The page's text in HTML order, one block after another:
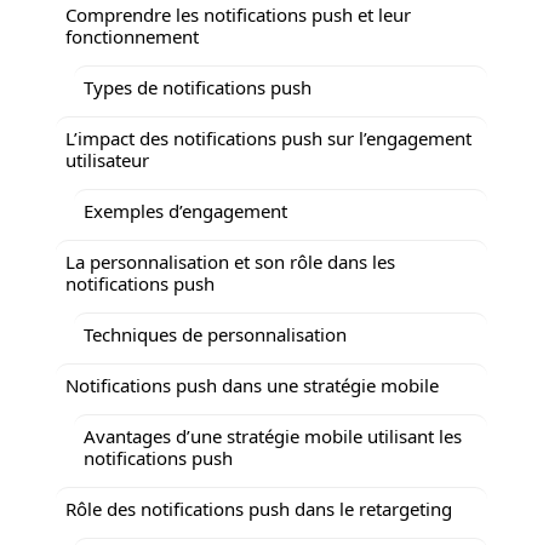
Comprendre les notifications push et leur
fonctionnement
Types de notifications push
L’impact des notifications push sur l’engagement
utilisateur
Exemples d’engagement
La personnalisation et son rôle dans les
notifications push
Techniques de personnalisation
Notifications push dans une stratégie mobile
Avantages d’une stratégie mobile utilisant les
notifications push
Rôle des notifications push dans le retargeting